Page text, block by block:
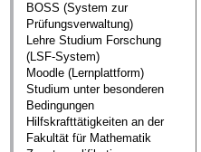
BOSS (System zur
Prüfungsverwaltung)
Lehre Studium Forschung
(LSF-System)
Moodle (Lernplattform)
Studium unter besonderen
Bedingungen
Hilfskrafttätigkeiten an der
Fakultät für Mathematik